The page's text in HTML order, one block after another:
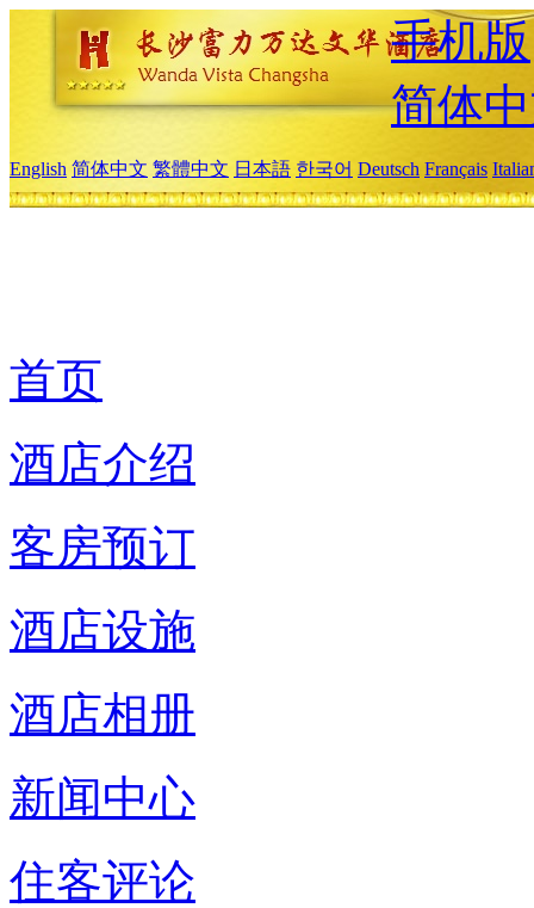
手机版
简体
English 简体中文 繁體中文 日本語 한국어 Deutsch Français
首页
酒店介绍
客房预订
酒店设施
酒店相册
新闻中心
住客评论